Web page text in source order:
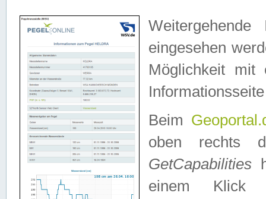
eingesehen
Möglichkeit mit
Beim
oben rechts
GetCapabilities
einem Klick